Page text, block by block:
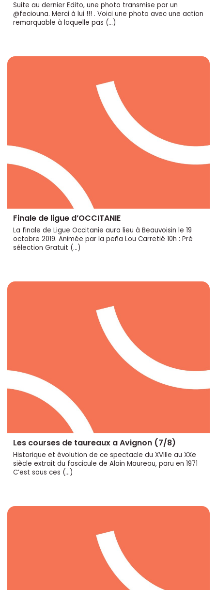
Suite au dernier Edito, une photo transmise par un
@feciouna. Merci à lui !!! . Voici une photo avec une action
remarquable à laquelle pas (…)
Finale de ligue d’OCCITANIE
La finale de Ligue Occitanie aura lieu à Beauvoisin le 19
octobre 2019. Animée par la peña Lou Carretié 10h : Pré
sélection Gratuit (…)
Les courses de taureaux a Avignon (7/8)
Historique et évolution de ce spectacle du XVIIIe au XXe
siècle extrait du fascicule de Alain Maureau, paru en 1971
C’est sous ces (…)